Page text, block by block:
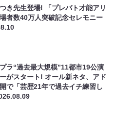
き先生登場! 「プレバト才能アリ
者数40万人突破記念セレモニー
ラ“過去最大規模”11都市19公演
がスタート! オール新ネタ、アド
で「芸歴21年で過去イチ練習し